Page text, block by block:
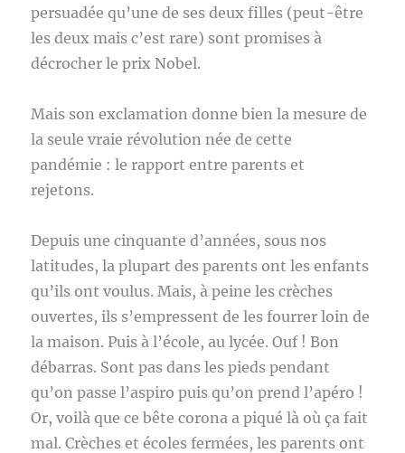
persuadée qu’une de ses deux filles (peut-être
les deux mais c’est rare) sont promises à
décrocher le prix Nobel.
Mais son exclamation donne bien la mesure de
la seule vraie révolution née de cette
pandémie : le rapport entre parents et
rejetons.
Depuis une cinquante d’années, sous nos
latitudes, la plupart des parents ont les enfants
qu’ils ont voulus. Mais, à peine les crèches
ouvertes, ils s’empressent de les fourrer loin de
la maison. Puis à l’école, au lycée. Ouf ! Bon
débarras. Sont pas dans les pieds pendant
qu’on passe l’aspiro puis qu’on prend l’apéro !
Or, voilà que ce bête corona a piqué là où ça fait
mal. Crèches et écoles fermées, les parents ont